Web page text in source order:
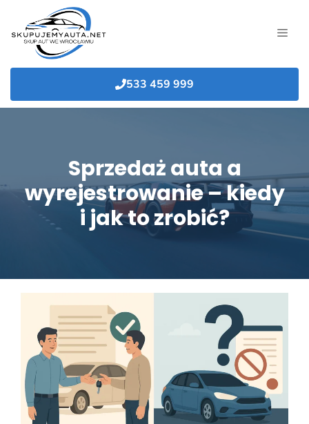
treści
533 459 999
Sprzedaż auta a
wyrejestrowanie – kiedy
i jak to zrobić?